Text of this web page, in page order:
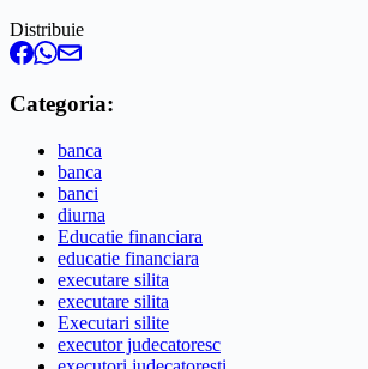
Distribuie
Categoria:
banca
banca
banci
diurna
Educatie financiara
educatie financiara
executare silita
executare silita
Executari silite
executor judecatoresc